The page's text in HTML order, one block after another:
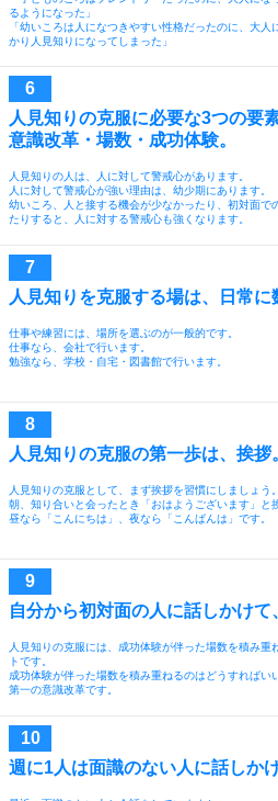
るようになった」
「幼いころは人になつきやすい性格だったのに、大人
かり人見知りになってしまった」
人見知りの克服に必要な3つの要素
意識改革・場数・成功体験。
人見知りの人は、人に対して警戒心があります。
人に対して警戒心が強い理由は、幼少期にあります。
幼いころ、人と接する機会が少なかったり、初対面で
たりすると、人に対する警戒心も強くなります。
人見知りを克服する場は、日常に
仕事や練習には、場所を選ぶのが一般的です。
仕事なら、会社で行います。
勉強なら、学校・自宅・図書館で行います。
人見知りの克服の第一歩は、挨拶
人見知りの克服として、まず挨拶を習慣にしましょう。
朝、知り合いと会ったとき「おはようございます」と
昼なら「こんにちは」、夜なら「こんばんは」です。
自分から初対面の人に話しかけて
人見知りの克服には、成功体験が伴った場数を積み重
トです。
成功体験が伴った場数を積み重ねるのはどうすればい
第一の意識改革です。
週に1人は面識のない人に話しか